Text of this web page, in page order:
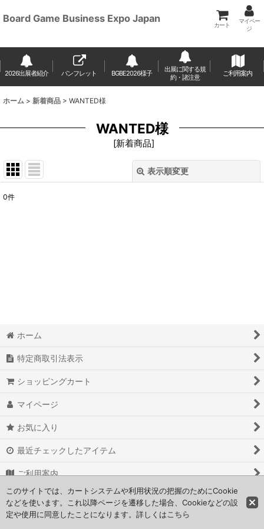
Board Game Business Expo Japan
カート
マイペー
ジ
2026出展者紹介 パンフレット BGBE2026様子
出展に関する規
約・諸注意
ご利用案内
ホーム > 新着商品 > WANTED様
WANTED様
[新着商品]
表示順変更
0件
ホーム
特定商取引法表示
ショッピングカート
マイページ
お気に入り
最近チェックしたアイテム
ご利用案内
お問い合わせ
このサイトでは、カートシステムや利用状況の把握のためにCookie
などを使います。これ以降ページを遷移した場合、Cookieなどの設
定や使用に同意したことになります。詳しくはこちら